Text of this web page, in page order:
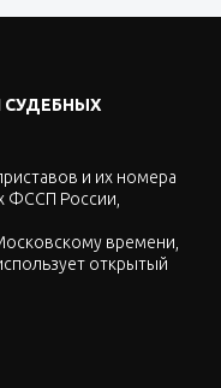
СУДЕБНЫХ
и их номера
ФССП России,
времени,
открытый